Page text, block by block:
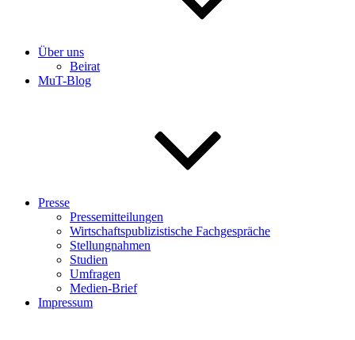
Über uns
Beirat
MuT-Blog
Presse
Pressemitteilungen
Wirtschaftspublizistische Fachgespräche
Stellungnahmen
Studien
Umfragen
Medien-Brief
Impressum